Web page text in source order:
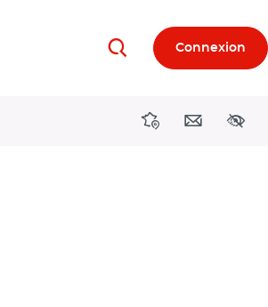
RechercherConnexion
DirectionsContact